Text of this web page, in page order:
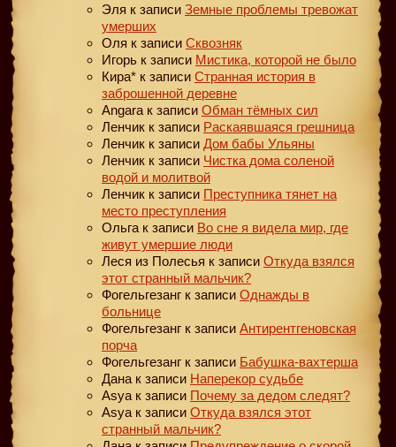
Эля к записи Земные проблемы тревожат
умерших
Оля к записи Сквозняк
Игорь к записи Мистика, которой не было
Кира* к записи Странная история в
заброшенной деревне
Angara к записи Обман тёмных сил
Ленчик к записи Раскаявшаяся грешница
Ленчик к записи Дом бабы Ульяны
Ленчик к записи Чистка дома соленой
водой и молитвой
Ленчик к записи Преступника тянет на
место преступления
Ольга к записи Во сне я видела мир, где
живут умершие люди
Леся из Полесья к записи Откуда взялся
этот странный мальчик?
Фогельгезанг к записи Однажды в
больнице
Фогельгезанг к записи Антирентгеновская
порча
Фогельгезанг к записи Бабушка-вахтерша
Дана к записи Наперекор судьбе
Asya к записи Почему за дедом следят?
Asya к записи Откуда взялся этот
странный мальчик?